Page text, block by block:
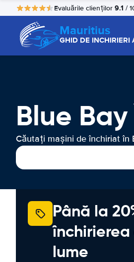
Evaluările clienților 9.1 /
Mauritius
GHID DE INCHIRIERI
Blue
Căutați mașini de închiriat în
Până la
lume